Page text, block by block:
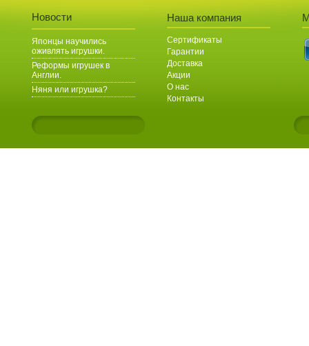
Новости
Японцы научились
оживлять игрушки.
Реформы игрушек в
Англии.
Няня или игрушка?
Наша компания
Сертификаты
Гарантии
Доставка
Акции
О нас
Контакты